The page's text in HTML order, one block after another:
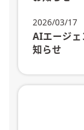
2026/03/17
AIエージェ
知らせ